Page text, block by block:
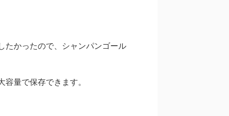
たかったので、シャンパンゴール
量で保存できます。